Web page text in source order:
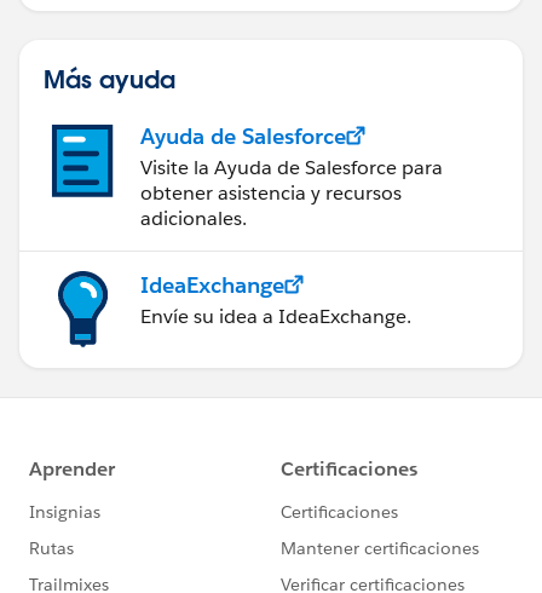
Más ayuda
Ayuda de Salesforce
Visite la Ayuda de Salesforce para
obtener asistencia y recursos
adicionales.
IdeaExchange
Envíe su idea a IdeaExchange.